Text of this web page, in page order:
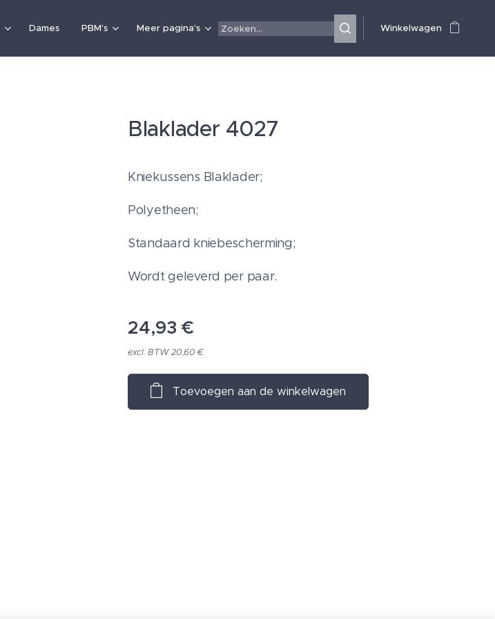
Dames PBM's Meer pagina's Winkelwagen
Blaklader 4027
Kniekussens Blaklader;
Polyetheen;
Standaard kniebescherming;
Wordt geleverd per paar.
24,93 €
excl. BTW 20,60 €
Toevoegen aan de winkelwagen